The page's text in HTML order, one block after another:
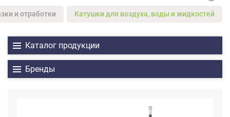
и отработки Катушки для воздуха, воды и жидкостей
Каталог продукции
Бренды